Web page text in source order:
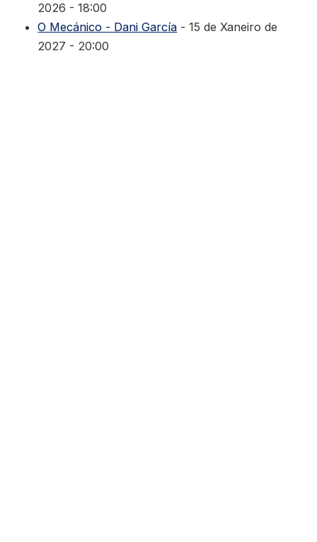
2026 - 18:00
O Mecánico - Dani García - 15 de Xaneiro de
2027 - 20:00